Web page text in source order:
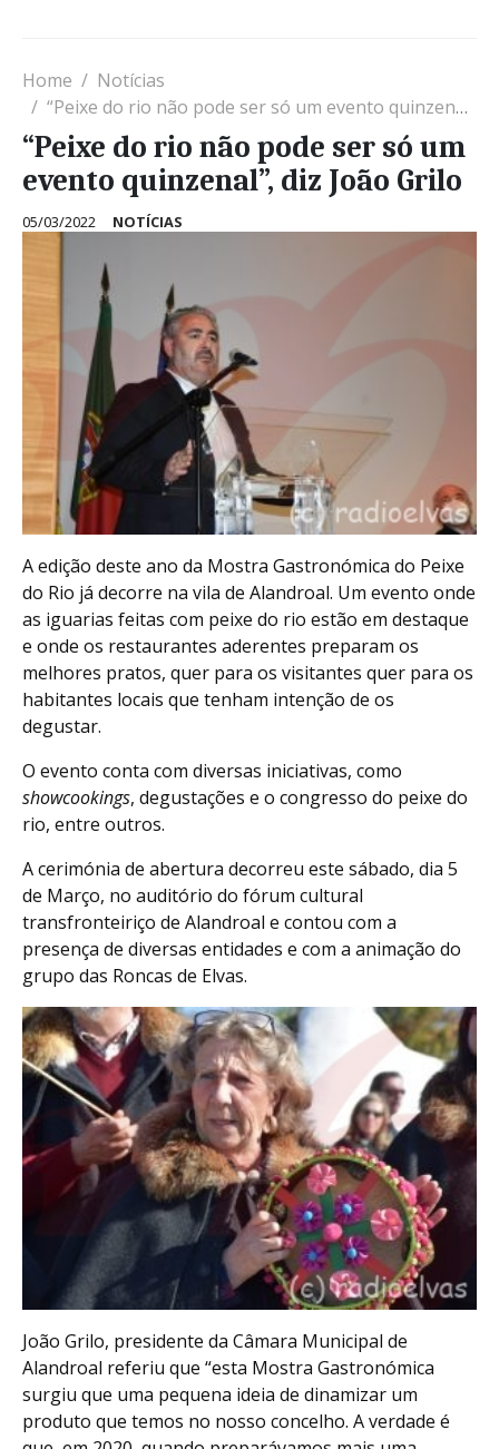
Home
Notícias
“Peixe do rio não pode ser só um evento quinzenal”, diz João Grilo
“Peixe do rio não pode ser só um
evento quinzenal”, diz João Grilo
05/03/2022 NOTÍCIAS
A edição deste ano da Mostra Gastronómica do Peixe
do Rio já decorre na vila de Alandroal. Um evento onde
as iguarias feitas com peixe do rio estão em destaque
e onde os restaurantes aderentes preparam os
melhores pratos, quer para os visitantes quer para os
habitantes locais que tenham intenção de os
degustar.
O evento conta com diversas iniciativas, como
showcookings, degustações e o congresso do peixe do
rio, entre outros.
A cerimónia de abertura decorreu este sábado, dia 5
de Março, no auditório do fórum cultural
transfronteiriço de Alandroal e contou com a
presença de diversas entidades e com a animação do
grupo das Roncas de Elvas.
João Grilo, presidente da Câmara Municipal de
Alandroal referiu que “esta Mostra Gastronómica
surgiu que uma pequena ideia de dinamizar um
produto que temos no nosso concelho. A verdade é